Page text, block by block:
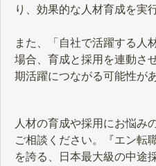
り、効果的な人材育成を実
また、「自社で活躍する人
場合、育成と採用を連動さ
期活躍につながる可能性が
人材の育成や採用にお悩み
ご相談ください。『エン転
を誇る、日本最大級の中途